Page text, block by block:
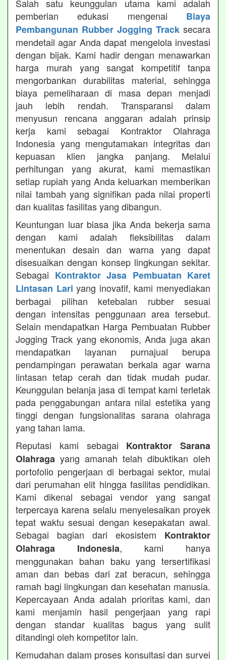
Salah satu keunggulan utama kami adalah
pemberian edukasi mengenai Biaya
Pembangunan Rubber Jogging Track secara
mendetail agar Anda dapat mengelola investasi
dengan bijak. Kami hadir dengan menawarkan
harga murah yang sangat kompetitif tanpa
mengorbankan durabilitas material, sehingga
biaya pemeliharaan di masa depan menjadi
jauh lebih rendah. Transparansi dalam
menyusun rencana anggaran adalah prinsip
kerja kami sebagai Kontraktor Olahraga
Indonesia yang mengutamakan integritas dan
kepuasan klien jangka panjang. Melalui
perhitungan yang akurat, kami memastikan
setiap rupiah yang Anda keluarkan memberikan
nilai tambah yang signifikan pada nilai properti
dan kualitas fasilitas yang dibangun.
Keuntungan luar biasa jika Anda bekerja sama
dengan kami adalah fleksibilitas dalam
menentukan desain dan warna yang dapat
disesuaikan dengan konsep lingkungan sekitar.
Sebagai Kontraktor Jasa Pembuatan Karet
Lintasan Lari yang inovatif, kami menyediakan
berbagai pilihan ketebalan rubber sesuai
dengan intensitas penggunaan area tersebut.
Selain mendapatkan Harga Pembuatan Rubber
Jogging Track yang ekonomis, Anda juga akan
mendapatkan layanan purnajual berupa
pendampingan perawatan berkala agar warna
lintasan tetap cerah dan tidak mudah pudar.
Keunggulan belanja jasa di tempat kami terletak
pada penggabungan antara nilai estetika yang
tinggi dengan fungsionalitas sarana olahraga
yang tahan lama.
Reputasi kami sebagai Kontraktor Sarana
Olahraga yang amanah telah dibuktikan oleh
portofolio pengerjaan di berbagai sektor, mulai
dari perumahan elit hingga fasilitas pendidikan.
Kami dikenal sebagai vendor yang sangat
terpercaya karena selalu menyelesaikan proyek
tepat waktu sesuai dengan kesepakatan awal.
Sebagai bagian dari ekosistem Kontraktor
Olahraga Indonesia, kami hanya
menggunakan bahan baku yang tersertifikasi
aman dan bebas dari zat beracun, sehingga
ramah bagi lingkungan dan kesehatan manusia.
Kepercayaan Anda adalah prioritas kami, dan
kami menjamin hasil pengerjaan yang rapi
dengan standar kualitas bagus yang sulit
ditandingi oleh kompetitor lain.
Kemudahan dalam proses konsultasi dan survei